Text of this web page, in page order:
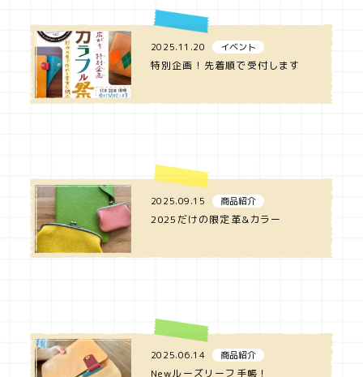
2025.11.20 イベント
特別企画！先着順で受付します
2025.09.15 商品紹介
2025だけの限定革&カラー
2025.06.14 商品紹介
Newルーズリーフ手帳！